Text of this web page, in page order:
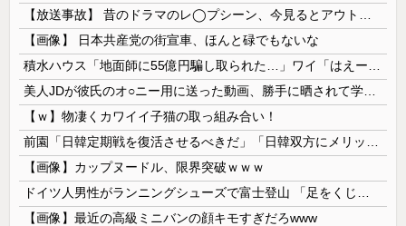
【画像】 日本共産党の街宣車、ほんと碌でもないな
【ｗ】物凄くカワイイ子猫の取っ組み合い！
【画像】カップヌードル、限界突破ｗｗｗ
【画像】最近の高級ミニバンの顔キモすぎだろwww